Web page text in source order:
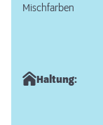
Mischfarben
Haltung: